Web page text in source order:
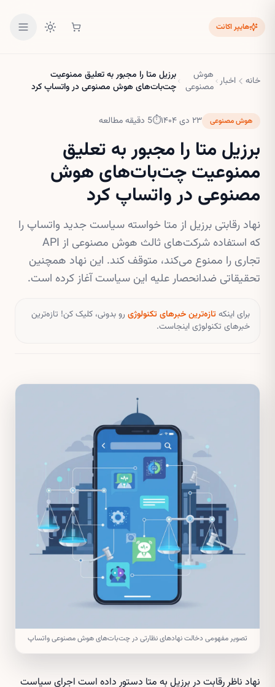
هایپر اکانت
خانه اخبار هوش
مصنوعی
برزیل متا را مجبور به تعلیق ممنوعیت
چت‌بات‌های هوش مصنوعی در واتساپ کرد
هوش مصنوعی ۲۳ دی ۱۴۰۴ ⏱
5 دقیقه مطالعه
برزیل متا را مجبور به تعلیق
ممنوعیت چت‌بات‌های هوش
مصنوعی در واتساپ کرد
نهاد رقابتی برزیل از متا خواسته سیاست جدید واتساپ را
که استفاده شرکت‌های ثالث هوش مصنوعی از API
تجاری را ممنوع می‌کند، متوقف کند. این نهاد همچنین
تحقیقاتی ضدانحصار علیه این سیاست آغاز کرده است.
برای اینکهتازه‌ترین خبرهای تکنولوژی رو بدونی، کلیک کن! تازه‌ترین
خبرهای تکنولوژی اینجاست.
تصویر مفهومی دخالت نهادهای نظارتی در چت‌بات‌های هوش مصنوعی واتساپ
نهاد ناظر رقابت در برزیل به متا دستور داده است اجرای سیاست